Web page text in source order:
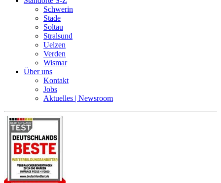
Schwerin
Stade
Soltau
Stralsund
Uelzen
Verden
Wismar
Über uns
Kontakt
Jobs
Aktuelles | Newsroom